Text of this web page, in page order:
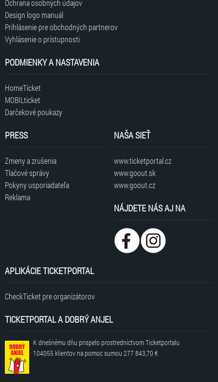
Ochrana osobných údajov
Design logo manuál
Prihlásenie pre obchodných partnerov
Vyhlásenie o prístupnosti
PODMIENKY A NASTAVENIA
HomeTicket
MOBILticket
Darčekové poukazy
PRESS
Zmeny a zrušenia
Tlačové správy
Pokyny usporiadateľa
Reklama
NAŠA SIEŤ
www.ticketportal.cz
www.goout.sk
www.goout.cz
NÁJDETE NÁS AJ NA
APLIKÁCIE TICKETPORTAL
CheckTicket pre organizátorov
TICKETPORTAL A DOBRÝ ANJEL
K dnešnému dňu prispelo prostredníctvom Ticketportalu
104055 klientov na pomoc sumou 277 843,70 €